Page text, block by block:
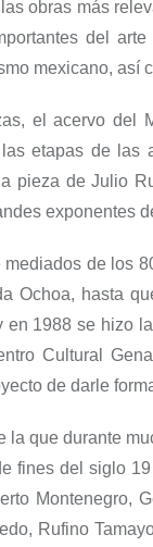
obras más
del
mexicano, así
el acervo del
etapas de las
pieza de Julio
exponentes
de los
Ochoa, hasta
en 1988 se hizo
Cultural
de darle
la que durante
fines del siglo
Montenegro,
Rufino